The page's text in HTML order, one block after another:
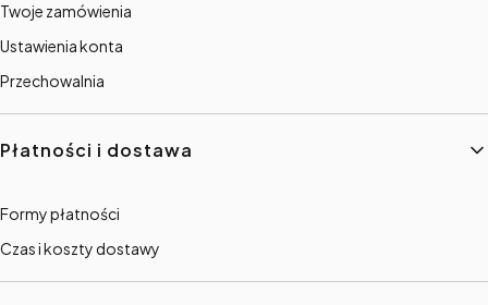
Twoje zamówienia
Ustawienia konta
Przechowalnia
Płatności i dostawa
Formy płatności
Czas i koszty dostawy